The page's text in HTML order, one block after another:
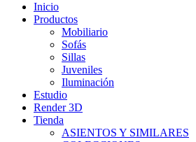
Inicio
Productos
Mobiliario
Sofás
Sillas
Juveniles
Iluminación
Estudio
Render 3D
Tienda
ASIENTOS Y SIMILARES